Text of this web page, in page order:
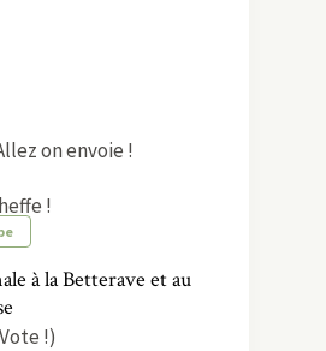
on envoie !
!
à la Betterave et au
!)